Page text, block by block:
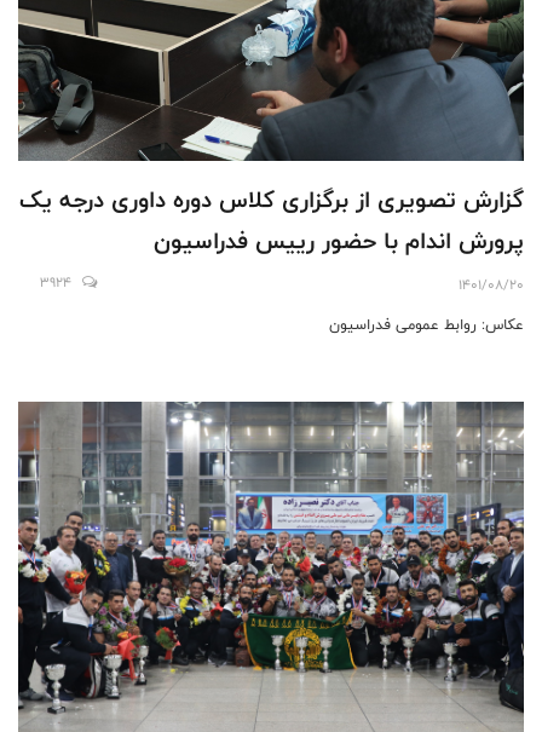
گزارش تصویری از برگزاری کلاس دوره داوری درجه یک
پرورش اندام با حضور رییس فدراسیون
1401/08/20
3924
عکاس: روابط عمومی فدراسیون